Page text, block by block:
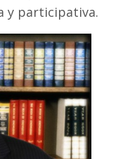
y participativa.